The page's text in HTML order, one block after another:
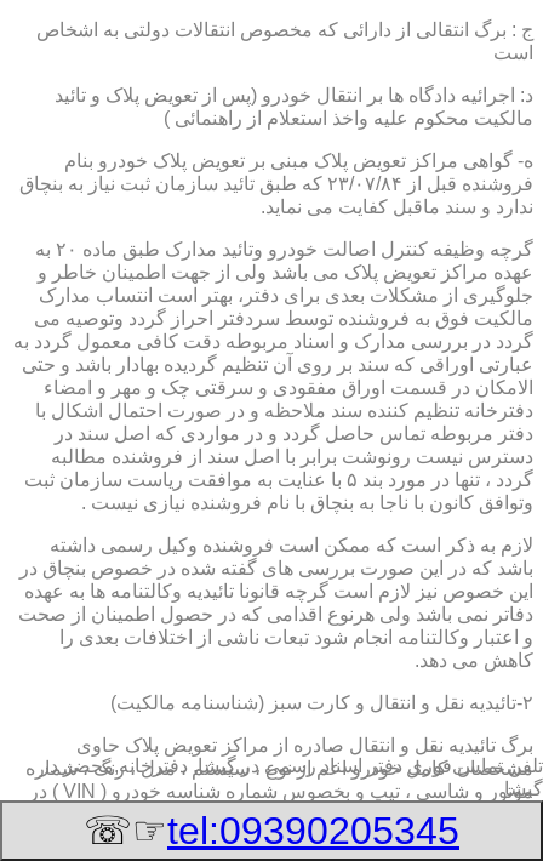
ج : برگ انتقالی از دارائی که مخصوص انتقالات دولتی به اشخاص
است
د: اجرائیه دادگاه ها بر انتقال خودرو (پس از تعویض پلاک و تائید
مالکیت محکوم علیه واخذ استعلام از راهنمائی )
ه- گواهی مراکز تعویض پلاک مبنی بر تعویض پلاک خودرو بنام
فروشنده قبل از ۲۳/۰۷/۸۴ که طبق تائید سازمان ثبت نیاز به بنچاق
ندارد و سند ماقبل کفایت می نماید.
گرچه وظیفه کنترل اصالت خودرو وتائید مدارک طبق ماده ۲۰ به
عهده مراکز تعویض پلاک می باشد ولی از جهت اطمینان خاطر و
جلوگیری از مشکلات بعدی برای دفتر، بهتر است انتساب مدارک
مالکیت فوق به فروشنده توسط سردفتر احراز گردد وتوصیه می
گردد در بررسی مدارک و اسناد مربوطه دقت کافی معمول گردد به
عبارتی اوراقی که سند بر روی آن تنظیم گردیده بهادار باشد و حتی
الامکان در قسمت اوراق مفقودی و سرقتی چک و مهر و امضاء
دفترخانه تنظیم کننده سند ملاحظه و در صورت احتمال اشکال با
دفتر مربوطه تماس حاصل گردد و در مواردی که اصل سند در
دسترس نیست رونوشت برابر با اصل سند از فروشنده مطالبه
گردد ، تنها در مورد بند ۵ با عنایت به موافقت ریاست سازمان ثبت
وتوافق کانون با ناجا به بنچاق با نام فروشنده نیازی نیست .
لازم به ذکر است که ممکن است فروشنده وکیل رسمی داشته
باشد که در این صورت بررسی های گفته شده در خصوص بنچاق در
این خصوص نیز لازم است گرچه قانونا تائیدیه وکالتنامه ها به عهده
دفاتر نمی باشد ولی هرنوع اقدامی که در حصول اطمینان از صحت
و اعتبار وکالتنامه انجام شود تبعات ناشی از اختلافات بعدی را
کاهش می دهد.
۲-تائیدیه نقل و انتقال و کارت سبز (شناسنامه مالکیت)
برگ تائیدیه نقل و انتقال صادره از مراکز تعویض پلاک حاوی
مشخصات کامل خودرو اعم از نوع ، سیستم ، مدل ، رنگ ، شماره
موتور و شاسی ، تیپ و بخصوس شماره شناسه خودرو ( VIN ) در
صدر صفحه و مشخصات فروشنده و خریدار اعم از مشخصات
سجلی و شماره ملی و کدپستی و آدرس و شماره انتظامی
تلفن تماس فوری دفتر اسناد رسمی در گیشا, دفترخانه,محضر در
گیشا
tel:09390205345
☞☏